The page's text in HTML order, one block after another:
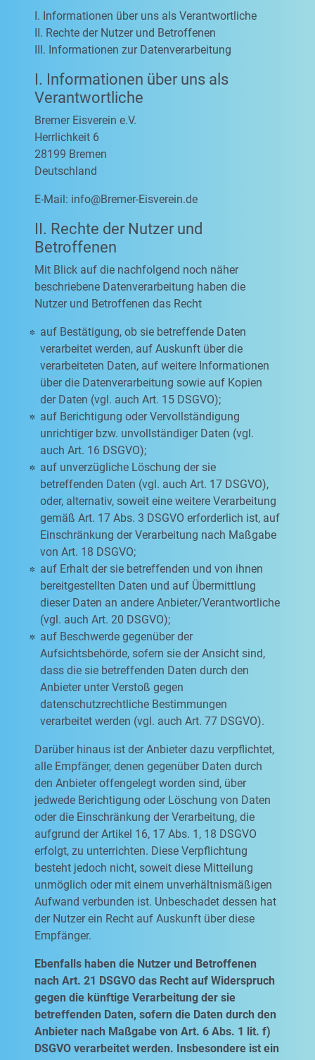
I. Informationen über uns als Verantwortliche
II. Rechte der Nutzer und Betroffenen
III. Informationen zur Datenverarbeitung
I. Informationen über uns als
Verantwortliche
Bremer Eisverein e.V.
Herrlichkeit 6
28199 Bremen
Deutschland
E-Mail: info@Bremer-Eisverein.de
II. Rechte der Nutzer und
Betroffenen
Mit Blick auf die nachfolgend noch näher
beschriebene Datenverarbeitung haben die
Nutzer und Betroffenen das Recht
auf Bestätigung, ob sie betreffende Daten
verarbeitet werden, auf Auskunft über die
verarbeiteten Daten, auf weitere Informationen
über die Datenverarbeitung sowie auf Kopien
der Daten (vgl. auch Art. 15 DSGVO);
auf Berichtigung oder Vervollständigung
unrichtiger bzw. unvollständiger Daten (vgl.
auch Art. 16 DSGVO);
auf unverzügliche Löschung der sie
betreffenden Daten (vgl. auch Art. 17 DSGVO),
oder, alternativ, soweit eine weitere Verarbeitung
gemäß Art. 17 Abs. 3 DSGVO erforderlich ist, auf
Einschränkung der Verarbeitung nach Maßgabe
von Art. 18 DSGVO;
auf Erhalt der sie betreffenden und von ihnen
bereitgestellten Daten und auf Übermittlung
dieser Daten an andere Anbieter/Verantwortliche
(vgl. auch Art. 20 DSGVO);
auf Beschwerde gegenüber der
Aufsichtsbehörde, sofern sie der Ansicht sind,
dass die sie betreffenden Daten durch den
Anbieter unter Verstoß gegen
datenschutzrechtliche Bestimmungen
verarbeitet werden (vgl. auch Art. 77 DSGVO).
Darüber hinaus ist der Anbieter dazu verpflichtet,
alle Empfänger, denen gegenüber Daten durch
den Anbieter offengelegt worden sind, über
jedwede Berichtigung oder Löschung von Daten
oder die Einschränkung der Verarbeitung, die
aufgrund der Artikel 16, 17 Abs. 1, 18 DSGVO
erfolgt, zu unterrichten. Diese Verpflichtung
besteht jedoch nicht, soweit diese Mitteilung
unmöglich oder mit einem unverhältnismäßigen
Aufwand verbunden ist. Unbeschadet dessen hat
der Nutzer ein Recht auf Auskunft über diese
Empfänger.
Ebenfalls haben die Nutzer und Betroffenen
nach Art. 21 DSGVO das Recht auf Widerspruch
gegen die künftige Verarbeitung der sie
betreffenden Daten, sofern die Daten durch den
Anbieter nach Maßgabe von Art. 6 Abs. 1 lit. f)
DSGVO verarbeitet werden. Insbesondere ist ein